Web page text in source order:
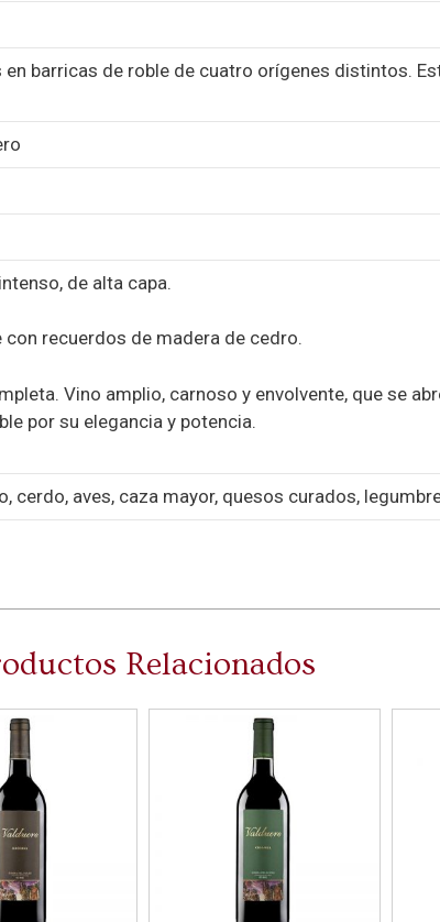
en barricas de roble de cuatro orígenes distintos.
de alta capa.
recuerdos de madera de cedro.
Vino amplio, carnoso y envolvente, que se
por su elegancia y potencia.
cerdo, aves, caza mayor, quesos curados,
Relacionados